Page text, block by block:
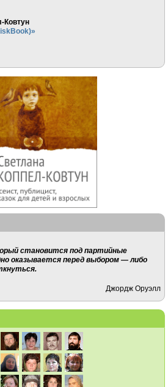
Ковтун
становится под партийные
оказывается перед выбором — либо
Джордж Оруэлл